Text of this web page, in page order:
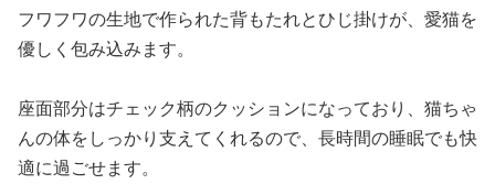
フワフワの生地で作られた背もたれとひじ掛けが、愛猫を
優しく包み込みます。
座面部分はチェック柄のクッションになっており、猫ちゃ
んの体をしっかり支えてくれるので、長時間の睡眠でも快
適に過ごせます。